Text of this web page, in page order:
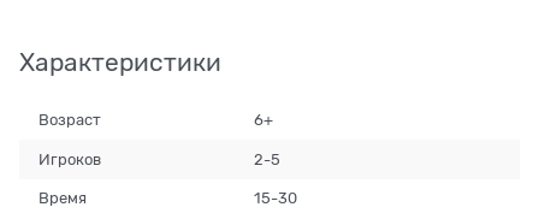
Характеристики
Возраст 6+
Игроков 2-5
Время 15-30